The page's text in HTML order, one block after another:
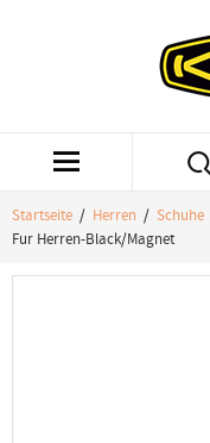
Startseite / Herren / Schuhe
Fur Herren-Black/Magnet